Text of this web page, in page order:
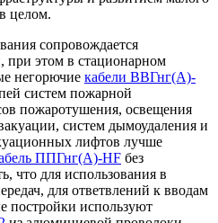
целом.
сопровождается
при этом в стационарном
негорючие кабели ВВГнг(А)-
систем пожарной
пожаротушения, освещения
систем дымоудаления и
лифтов лучше
ППГнг(А)-HF без
что для использования в
для ответвлений к вводам
постройки используют